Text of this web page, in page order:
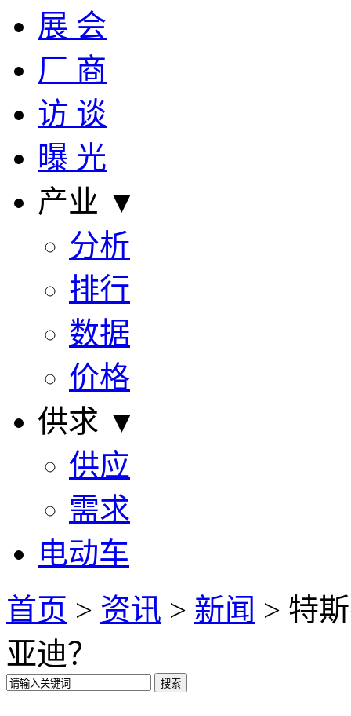
展 会
厂 商
访 谈
曝 光
产业 ▼
分析
排行
数据
价格
供求 ▼
供应
需求
电动车
首页 > 资讯 > 新闻 > 特
亚迪？